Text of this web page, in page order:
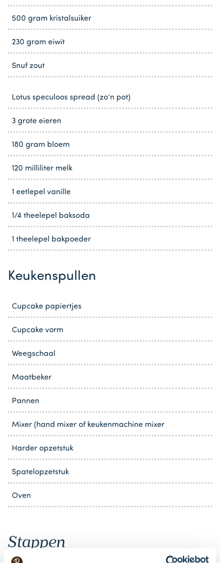
500 gram kristalsuiker
230 gram eiwit
Snuf zout
Lotus speculoos spread (zo’n pot)
3 grote eieren
180 gram bloem
120 milliliter melk
1 eetlepel vanille
1/4 theelepel baksoda
1 theelepel bakpoeder
Keukenspullen
Cupcake papiertjes
Cupcake vorm
Weegschaal
Maatbeker
Pannen
Mixer (hand mixer of keukenmachine mixer
Harder opzetstuk
Spatelopzetstuk
Oven
Stappen